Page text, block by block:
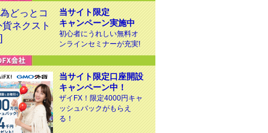
当サイト限定
キャンペーン実施中
初心者にうれしい無料オ
ンラインセミナーが充実!
当サイト限定口座開設
キャンペーン中！
ザイFX！限定4000円キャ
ッシュバックがもらえ
る！